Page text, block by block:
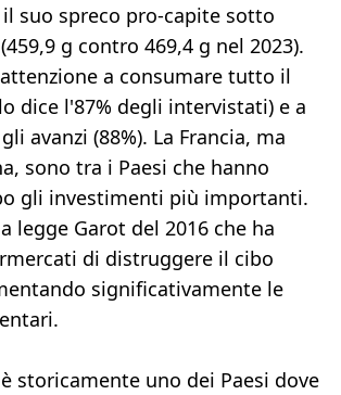
suo spreco pro-capite sotto
g contro 469,4 g nel 2023).
a consumare tutto il
dice l'87% degli intervistati) e a
avanzi (88%). La Francia, ma
sono tra i Paesi che hanno
gli investimenti più importanti.
legge Garot del 2016 che ha
di distruggere il cibo
significativamente le
storicamente uno dei Paesi dove